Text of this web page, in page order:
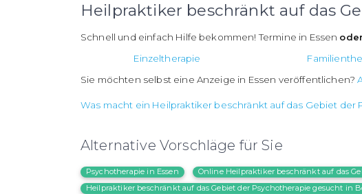
Heilpraktiker beschränkt auf das
Schnell und einfach Hilfe bekommen! Termine in Essen oder
Einzeltherapie
Sie möchten selbst eine Anzeige in Essen veröffentlichen?
Was macht ein Heilpraktiker beschränkt auf das Gebiet der
Alternative Vorschläge für Sie
Psychotherapie in Essen Online Heilpraktiker beschränkt auf das
Heilpraktiker beschränkt auf das Gebiet der Psychotherapie gesucht in